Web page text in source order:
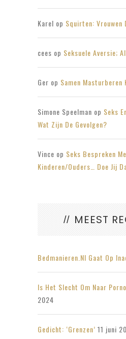
Karel op Squirten: Vrouwen
cees op Seksuele Aversie;
Ger op Samen Masturberen
Simone Speelman op Seks
Wat Zijn De Gevolgen?
Vince op Seks Bespreken
Kinderen/ouders… Doe Jij
MEEST
Bedmanieren.nl Gaat Op
Is Het Slecht Om Naar
2024
Gedicht: ‘Grenzen’ 11 juni